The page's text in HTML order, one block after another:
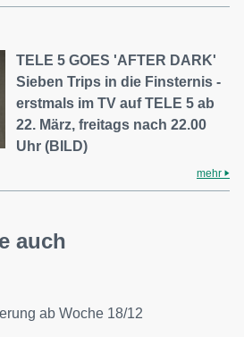
TELE 5 GOES 'AFTER DARK'
Sieben Trips in die Finsternis -
erstmals im TV auf TELE 5 ab
22. März, freitags nach 22.00
Uhr (BILD)
mehr
auch
ab Woche 18/12